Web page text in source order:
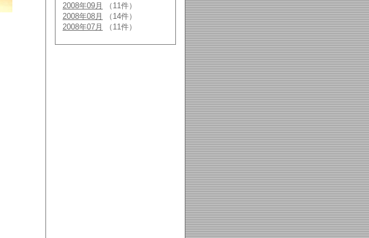
2008年09月
（11件）
2008年08月
（14件）
2008年07月
（11件）